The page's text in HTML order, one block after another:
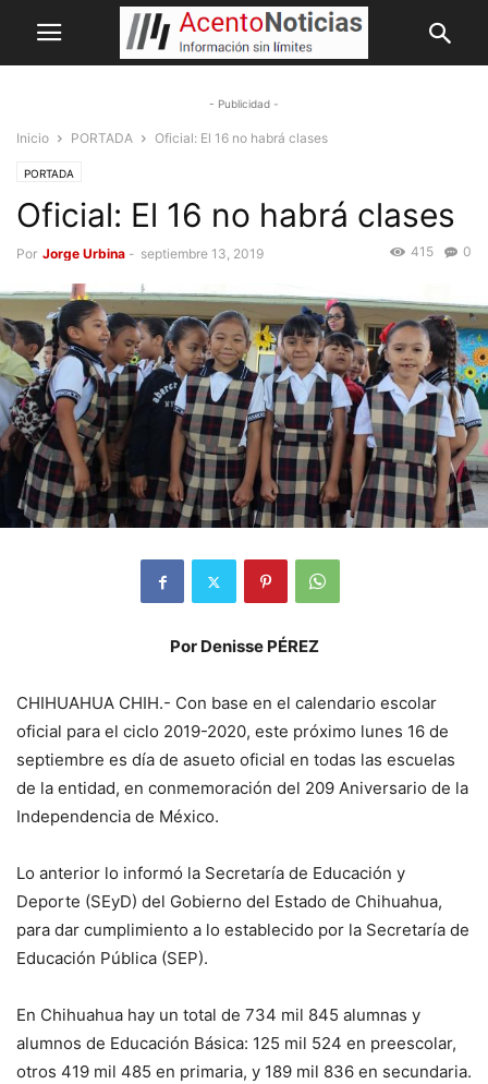
- Publicidad -
Inicio PORTADA Oficial: El 16 no habrá clases
PORTADA
Oficial: El 16 no habrá clases
Por Jorge Urbina - septiembre 13, 2019 0
415
Por Denisse PÉREZ
CHIHUAHUA CHIH.- Con base en el calendario escolar
oficial para el ciclo 2019-2020, este próximo lunes 16 de
septiembre es día de asueto oficial en todas las escuelas
de la entidad, en conmemoración del 209 Aniversario de la
Independencia de México.
Lo anterior lo informó la Secretaría de Educación y
Deporte (SEyD) del Gobierno del Estado de Chihuahua,
para dar cumplimiento a lo establecido por la Secretaría de
Educación Pública (SEP).
En Chihuahua hay un total de 734 mil 845 alumnas y
alumnos de Educación Básica: 125 mil 524 en preescolar,
otros 419 mil 485 en primaria, y 189 mil 836 en secundaria.